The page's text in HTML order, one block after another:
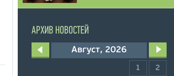
АРХИВ НОВОСТЕЙ
Август, 2026
1 2